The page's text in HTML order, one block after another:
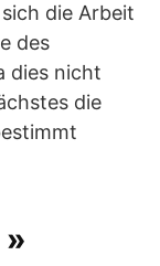
die Arbeit
des
dies nicht
die